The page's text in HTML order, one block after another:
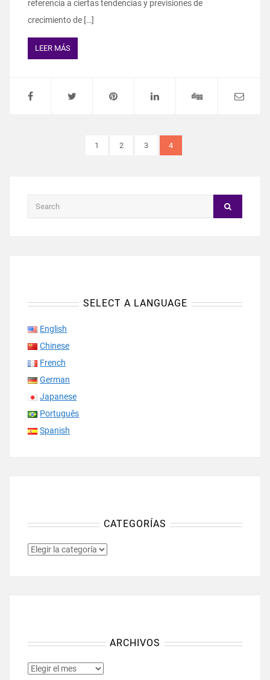
referencia a ciertas tendencias y previsiones de
crecimiento de […]
LEER MÁS
1 2 3 4
SELECT A LANGUAGE
English
Chinese
French
German
Japanese
Português
Spanish
CATEGORÍAS
CATEGORÍAS
ARCHIVOS
ARCHIVOS